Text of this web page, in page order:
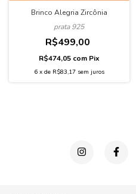
Brinco Alegria Zircônia
prata 925
R$499,00
R$474,05 com Pix
6 x de R$83,17 sem juros